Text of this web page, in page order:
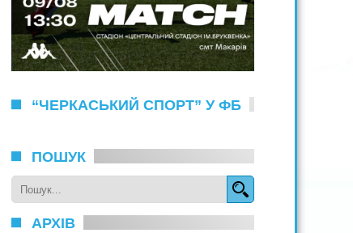
“ЧЕРКАСЬКИЙ СПОРТ” У ФБ
ПОШУК
АРХІВ